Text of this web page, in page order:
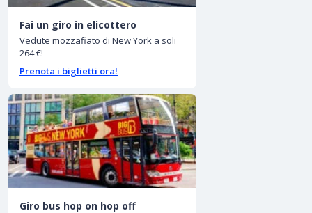
Fai un giro in elicottero
Vedute mozzafiato di New York a soli
264 €!
Prenota i biglietti ora!
Giro bus hop on hop off